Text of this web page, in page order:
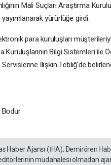
Mali Suçları Araştırma
yürürlüğe girdi.
para kuruluşları
Kuruluşlarının Bilgi Sistemleri ile
Servislerine İlişkin Tebliğ'de
Bodur
Haber Ajansı (İHA), Demirören
müdahalesi olmadan